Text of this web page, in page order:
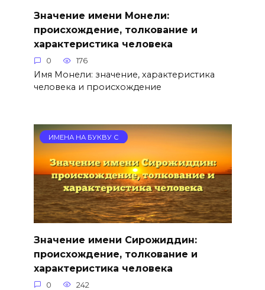
Значение имени Монели:
происхождение, толкование и
характеристика человека
0 176
Имя Монели: значение, характеристика
человека и происхождение
ИМЕНА НА БУКВУ С
Значение имени Сирожиддин:
происхождение, толкование и
характеристика человека
0 242